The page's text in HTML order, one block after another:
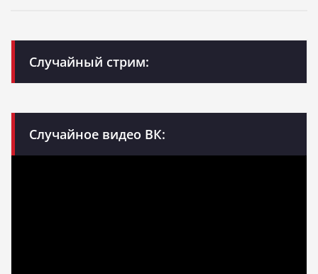
Случайный стрим:
Случайное видео ВК: